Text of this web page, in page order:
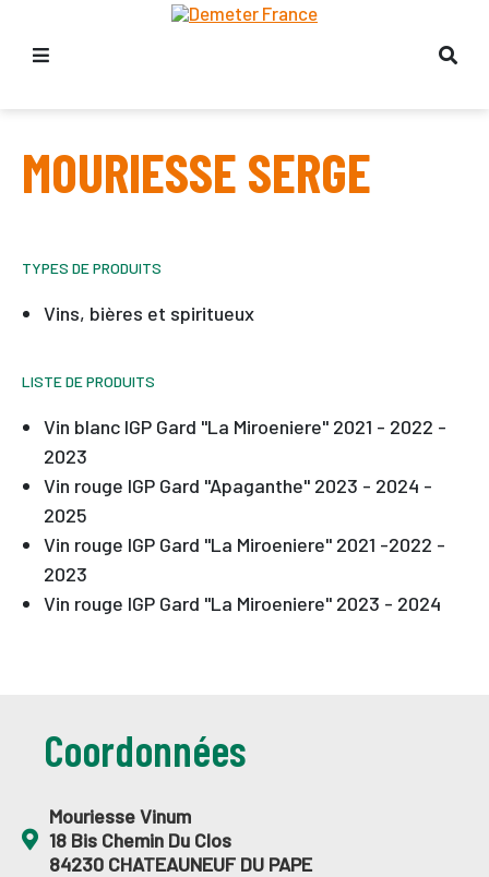
MOURIESSE SERGE
TYPES DE PRODUITS
Vins, bières et spiritueux
LISTE DE PRODUITS
Vin blanc IGP Gard "La Miroeniere" 2021 - 2022 -
2023
Vin rouge IGP Gard "Apaganthe" 2023 - 2024 -
2025
Vin rouge IGP Gard "La Miroeniere" 2021 -2022 -
2023
Vin rouge IGP Gard "La Miroeniere" 2023 - 2024
Coordonnées
Mouriesse Vinum
18 Bis Chemin Du Clos
84230 CHATEAUNEUF DU PAPE